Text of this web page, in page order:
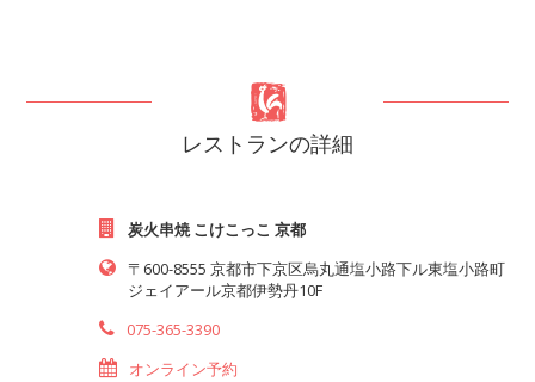
レストランの詳細
炭火串焼 こけこっこ 京都
〒600-8555 京都市下京区烏丸通塩小路下ル東塩小路町
ジェイアール京都伊勢丹10F
075-365-3390
オンライン予約